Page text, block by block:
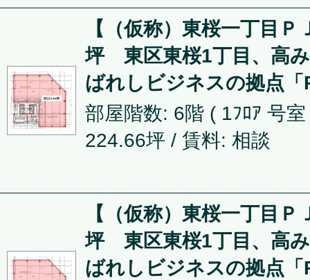
【（仮称）東桜一丁目
坪 東区東桜1丁目、高
ばれしビジネスの拠点「
部屋階数: 6階 ( 1ﾌﾛｱ 号
224.66坪 / 賃料: 相談
【（仮称）東桜一丁目
坪 東区東桜1丁目、高
ばれしビジネスの拠点「